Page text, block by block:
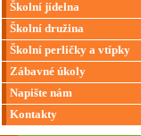
Školní jídelna
Školní družina
Školní perličky a vtípky
Zábavné úkoly
Napište nám
Kontakty